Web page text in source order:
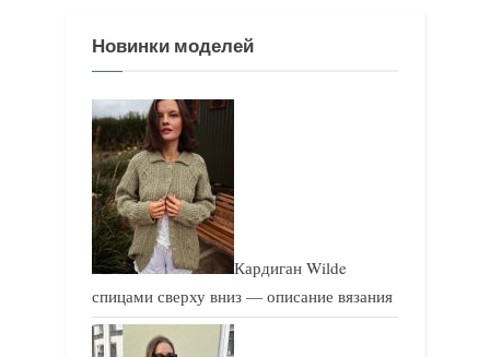
а
и
с
ь
:
Новинки моделей
Кардиган Wilde
спицами сверху вниз — описание вязания